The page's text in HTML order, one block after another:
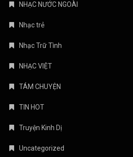
NHẠC NƯỚC NGOÀI
Nhạc trẻ
Nhạc Trữ Tình
NHẠC VIỆT
TÁM CHUYỆN
TIN HOT
Truyện Kinh Dị
Uncategorized